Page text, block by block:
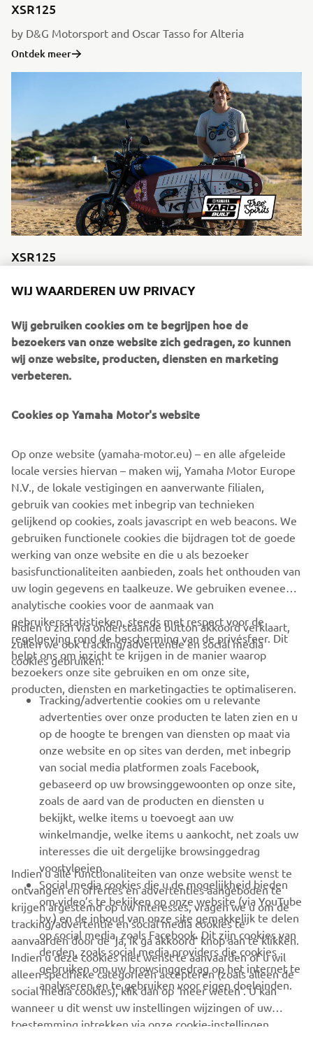
XSR125
by D&G Motorsport and Oscar Tasso for Alteria
Ontdek meer
XSR125
De XSR125 is de nieuwste motorfiets in Yamaha’s Sport
premiumspecificaties zoals LED-verlichting en compleet
XSR900. Daarnaast heeft de hij een lichtgewicht Deltabox-
chassis en upside-down voorvorken die zorgen voor een
zelfverzekerde en comfortabele rijervaring.
XSR125 PRODUCTIE MODEL
CORPORATE
BUSINESS
MEER YAMAHA
SUPPORT
NIEUWSBRIEF
Wees de eerste die meer te weten komt over de nieuwste deals,
speciale evenementen, nieuwe producten en nog veel meer
ABONNEREN
Lees ons privacybeleid om te leren hoe we uw persoonlijke
gegevens verwerken:Privacyverklaring
Belgium (Dutch)
WIJ WAARDEREN UW PRIVACY
Wij gebruiken cookies om te begrijpen hoe de
bezoekers van onze website zich gedragen, zo kunnen
wij onze website, producten, diensten en marketing
verbeteren.
Cookies op Yamaha Motor's website
Op onze website (yamaha-motor.eu) – en alle afgeleide
locale versies hiervan – maken wij, Yamaha Motor Europe
N.V., de lokale vestigingen en aanverwante filialen,
gebruik van cookies met inbegrip van technieken
gelijkend op cookies, zoals javascript en web beacons. We
gebruiken functionele cookies die bijdragen tot de goede
werking van onze website en die u als bezoeker
basisfunctionaliteiten aanbieden, zoals het onthouden van
uw login gegevens en taalkeuze. We gebruiken eveneens
analytische cookies voor de aanmaak van
gebruikersstatistieken, steeds met respect voor de
regelgeving rond de bescherming van de privésfeer. Dit
helpt ons om inzicht te krijgen in de manier waarop
bezoekers onze site gebruiken en om onze site,
producten, diensten en marketingacties te optimaliseren.
Indien u zich via onderstaande button akkoord verklaart,
zullen we ook tracking/advertentie en social media
cookies gebruiken:
Tracking/advertentie cookies om u relevante
advertenties over onze producten te laten zien en u
op de hoogte te brengen van diensten op maat via
onze website en op sites van derden, met inbegrip
van social media platformen zoals Facebook,
gebaseerd op uw browsinggewoonten op onze site,
zoals de aard van de producten en diensten u
bekijkt, welke items u toevoegt aan uw
winkelmandje, welke items u aankocht, net zoals uw
interesses die uit dergelijke browsinggedrag
voortvloeien.
Social media cookies die u de mogelijkheid bieden
om video’s te bekijken op onze website (via YouTube
bv.) en de inhoud van onze site gemakkelijk te delen
op social media, zoals Facebook. Dit zijn cookies van
derden, zoals social media providers die cookies
gebruiken om uw browsinggedrag op het internet te
analyseren en te gebruiken voor eigen doeleinden.
Indien u alle functionaliteiten van onze website wenst te
ontvangen en offertes en advertenties aangeboden te
krijgen afgestemd op uw interesses, vragen we u om de
tracking/advertentie en social media cookies te
aanvaarden door de ‘ja, ik ga akkoord’ knop aan te klikken.
Indien u deze cookies niet wenst te aanvaarden of u wil
alleen specifieke categorieën accepteren (zoals alleen de
social media cookies), klik dan op ‘meer weten’. U kan
wanneer u dit wenst uw instellingen wijzingen of uw
toestemming intrekken via onze cookie-instellingen.